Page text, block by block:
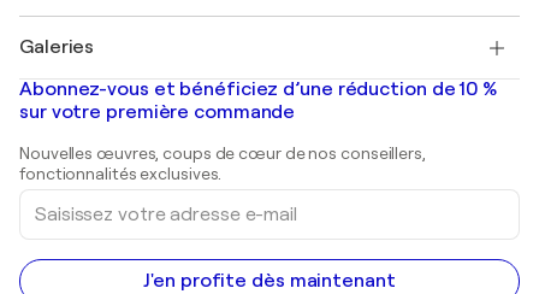
Banksy
Mr. Brainwash
Shepard Fairey
Tableaux abstraits à vendre
Peintures de paysage
Estampes
Peintures acryliques
Galeries
Galeries d'art en France
Galeries d'art en Belgique
Abonnez-vous et bénéficiez d’une réduction de 10 %
sur votre première commande
Nouvelles œuvres, coups de cœur de nos conseillers,
fonctionnalités exclusives.
Saisissez
votre
adresse
e-
mail
J'en profite dès maintenant